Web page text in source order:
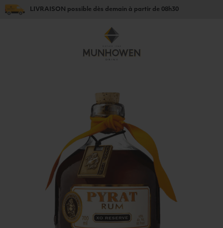
LIVRAISON possible dès demain à partir de 08h30